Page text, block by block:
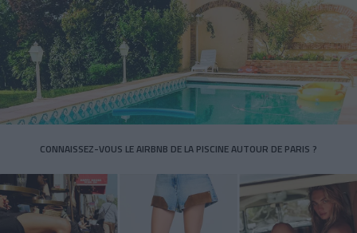
CONNAISSEZ-VOUS LE AIRBNB DE LA PISCINE AUTOUR DE PARIS ?